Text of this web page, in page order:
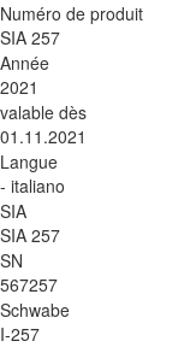
Numéro de produit
SIA 257
Année
2021
valable dès
01.11.2021
Langue
- italiano
SIA
SIA 257
SN
567257
Schwabe
I-257